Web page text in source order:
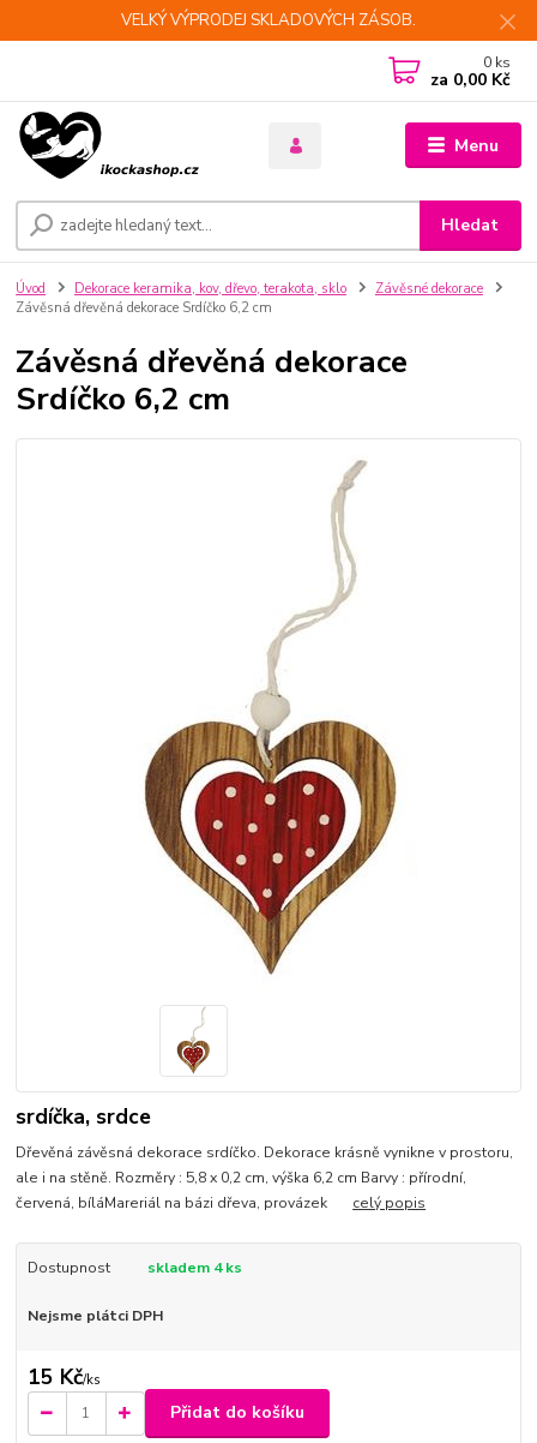
VELKÝ VÝPRODEJ SKLADOVÝCH ZÁSOB.
Menu
Hledat
0 ks
za 0,00 Kč
Úvod Dekorace keramika, kov, dřevo, terakota, sklo
Závěsné dekorace
Závěsná dřevěná dekorace Srdíčko 6,2 cm
Závěsná dřevěná dekorace
Srdíčko 6,2 cm
srdíčka, srdce
Dřevěná závěsná dekorace srdíčko. Dekorace krásně vynikne v prostoru,
ale i na stěně. Rozměry : 5,8 x 0,2 cm, výška 6,2 cm Barvy : přírodní,
červená, bíláMareriál na bázi dřeva, provázek celý popis
Dostupnost skladem 4 ks
Nejsme plátci DPH
15 Kč/ks
Přidat do košíku